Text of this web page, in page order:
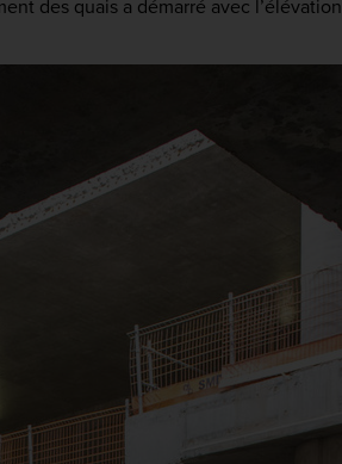
des quais a démarré avec